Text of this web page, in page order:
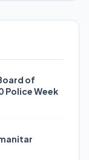
of
Police Week